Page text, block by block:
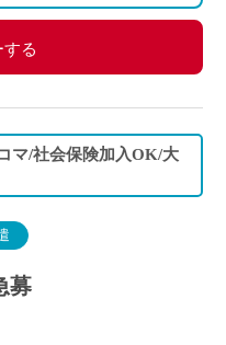
る
マ/社会保険加入OK/大
募